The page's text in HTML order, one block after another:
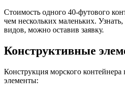
Стоимость одного 40-футового
чем нескольких маленьких.
видов, можно оставив заявку.
Конструктивные
Конструкция морского
элементы: